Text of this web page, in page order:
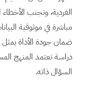
الفردية، وتجنب الأخطاء
مباشرة في موثوقية
ضمان جودة الأداة
دراسة تعتمد المنهج
السؤال ذاته.